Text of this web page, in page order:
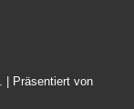
| Präsentiert von